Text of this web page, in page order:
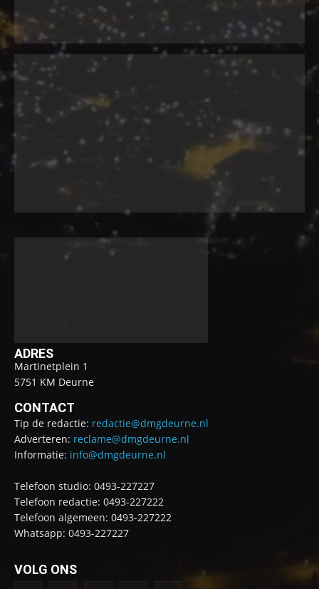
ADRES
Martinetplein 1
5751 KM Deurne
CONTACT
Tip de redactie: redactie@dmgdeurne.nl
Adverteren: reclame@dmgdeurne.nl
Informatie: info@dmgdeurne.nl
Telefoon studio: 0493-227227
Telefoon redactie: 0493-227222
Telefoon algemeen: 0493-227222
Whatsapp: 0493-227227
VOLG ONS